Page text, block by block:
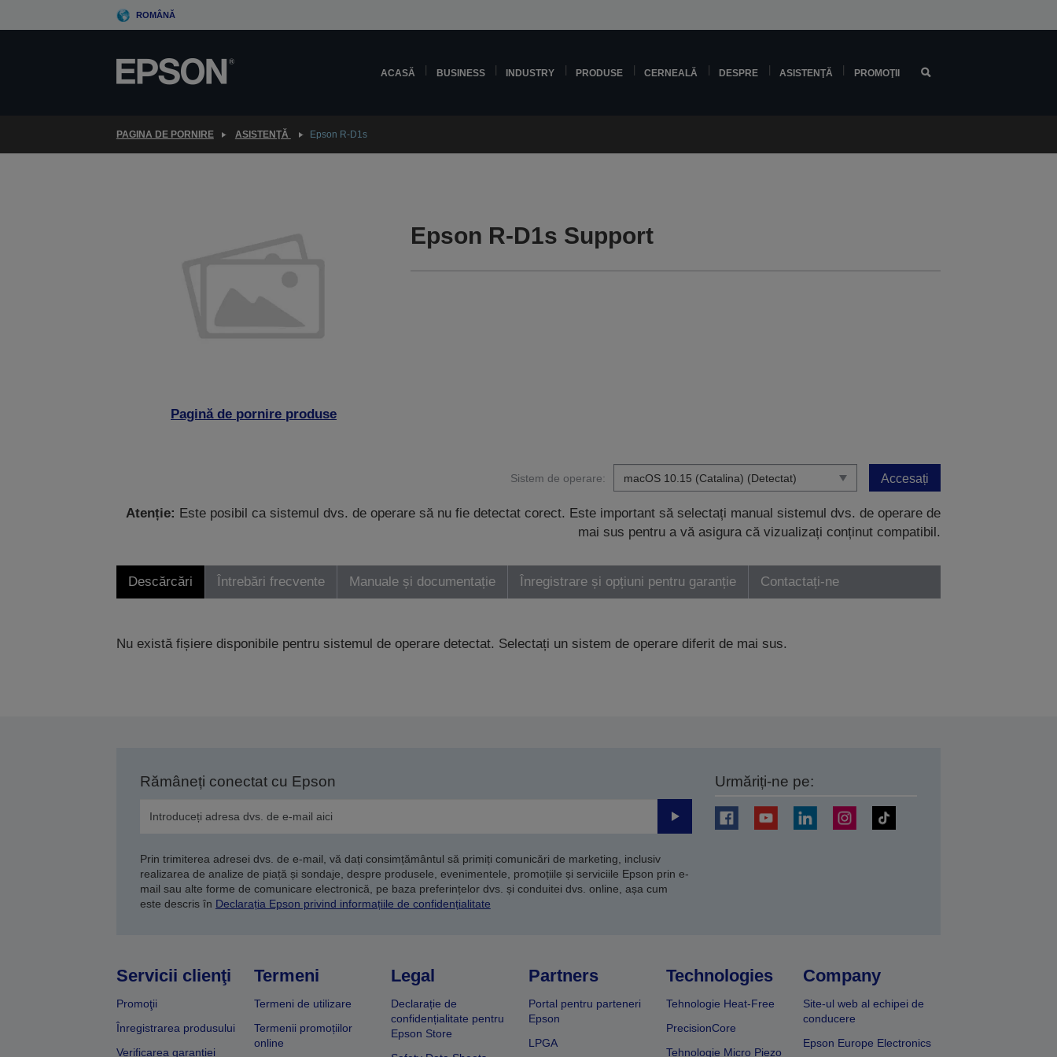
to
ROMÂNĂ
ACASĂ BUSINESS INDUSTRY PRODUSE CERNEALĂ DESPRE ASISTENŢĂ PROMOŢII
PAGINA DE PORNIRE ASISTENŢĂ Epson R-D1s
Pagină de pornire produse
Epson R-D1s Support
Sistem de operare: Accesați
Atenție: Este posibil ca sistemul dvs. de operare să nu fie detectat corect. Este important să selectați manual sistemul dvs. de operare de
mai sus pentru a vă asigura că vizualizați conținut compatibil.
Descărcări Întrebări frecvente Manuale și documentație Înregistrare și opțiuni pentru garanție Contactați-ne
Nu există fișiere disponibile pentru sistemul de operare detectat. Selectați un sistem de operare diferit de mai sus.
Rămâneți conectat cu Epson
Trimiteți
Prin trimiterea adresei dvs. de e-mail, vă dați consimțământul să primiți comunicări de marketing, inclusiv
realizarea de analize de piață și sondaje, despre produsele, evenimentele, promoțiile și serviciile Epson prin e-
mail sau alte forme de comunicare electronică, pe baza preferințelor dvs. și conduitei dvs. online, așa cum
este descris în Declarația Epson privind informațiile de confidențialitate
Urmăriți-ne pe:
Servicii clienţi
Promoţii
Înregistrarea produsului
Verificarea garanției
Termeni
Termeni de utilizare
Termenii promoțiilor
online
Legal
Declarație de
confidențialitate pentru
Epson Store
Partners
Portal pentru parteneri
Epson
LPGA
Technologies
Tehnologie Heat-Free
PrecisionCore
Tehnologie Micro Piezo
Company
Site-ul web al echipei de
conducere
Epson Europe Electronics